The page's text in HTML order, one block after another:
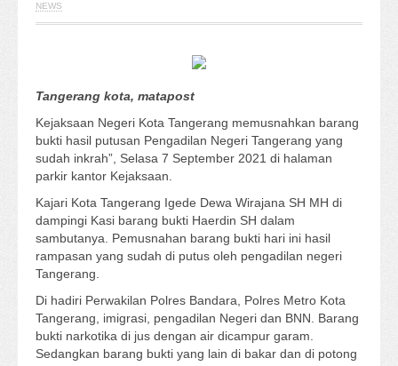
NEWS
Tangerang kota, matapost
Kejaksaan Negeri Kota Tangerang memusnahkan barang
bukti hasil putusan Pengadilan Negeri Tangerang yang
sudah inkrah”, Selasa 7 September 2021 di halaman
parkir kantor Kejaksaan.
Kajari Kota Tangerang Igede Dewa Wirajana SH MH di
dampingi Kasi barang bukti Haerdin SH dalam
sambutanya. Pemusnahan barang bukti hari ini hasil
rampasan yang sudah di putus oleh pengadilan negeri
Tangerang.
Di hadiri Perwakilan Polres Bandara, Polres Metro Kota
Tangerang, imigrasi, pengadilan Negeri dan BNN. Barang
bukti narkotika di jus dengan air dicampur garam.
Sedangkan barang bukti yang lain di bakar dan di potong